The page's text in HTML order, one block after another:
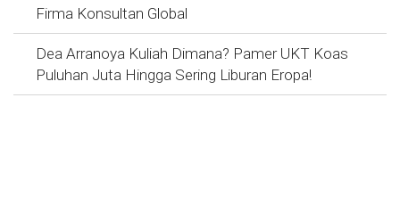
Firma Konsultan Global
Dea Arranoya Kuliah Dimana? Pamer UKT Koas
Puluhan Juta Hingga Sering Liburan Eropa!